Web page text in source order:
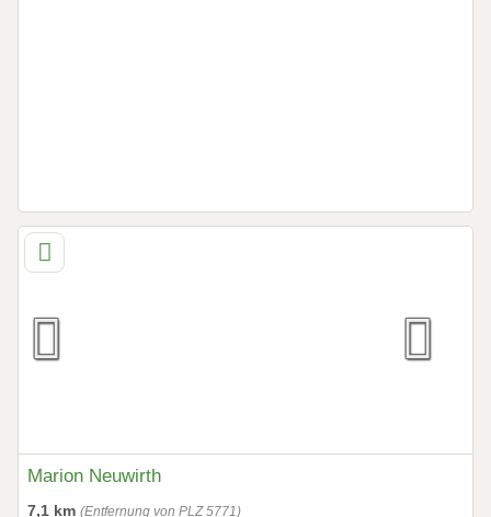
Marion Neuwirth
7,1 km (Entfernung von PLZ 5771)